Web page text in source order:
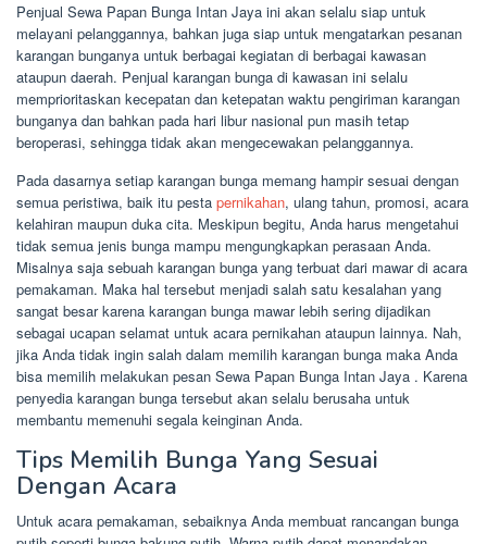
Penjual Sewa Papan Bunga Intan Jaya ini akan selalu siap untuk
melayani pelanggannya, bahkan juga siap untuk mengatarkan pesanan
karangan bunganya untuk berbagai kegiatan di berbagai kawasan
ataupun daerah. Penjual karangan bunga di kawasan ini selalu
memprioritaskan kecepatan dan ketepatan waktu pengiriman karangan
bunganya dan bahkan pada hari libur nasional pun masih tetap
beroperasi, sehingga tidak akan mengecewakan pelanggannya.
Pada dasarnya setiap karangan bunga memang hampir sesuai dengan
semua peristiwa, baik itu pesta pernikahan, ulang tahun, promosi, acara
kelahiran maupun duka cita. Meskipun begitu, Anda harus mengetahui
tidak semua jenis bunga mampu mengungkapkan perasaan Anda.
Misalnya saja sebuah karangan bunga yang terbuat dari mawar di acara
pemakaman. Maka hal tersebut menjadi salah satu kesalahan yang
sangat besar karena karangan bunga mawar lebih sering dijadikan
sebagai ucapan selamat untuk acara pernikahan ataupun lainnya. Nah,
jika Anda tidak ingin salah dalam memilih karangan bunga maka Anda
bisa memilih melakukan pesan Sewa Papan Bunga Intan Jaya . Karena
penyedia karangan bunga tersebut akan selalu berusaha untuk
membantu memenuhi segala keinginan Anda.
Tips Memilih Bunga Yang Sesuai
Dengan Acara
Untuk acara pemakaman, sebaiknya Anda membuat rancangan bunga